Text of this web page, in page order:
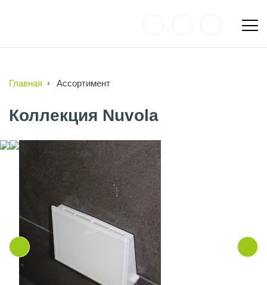
Главная Ассортимент
Коллекция Nuvola